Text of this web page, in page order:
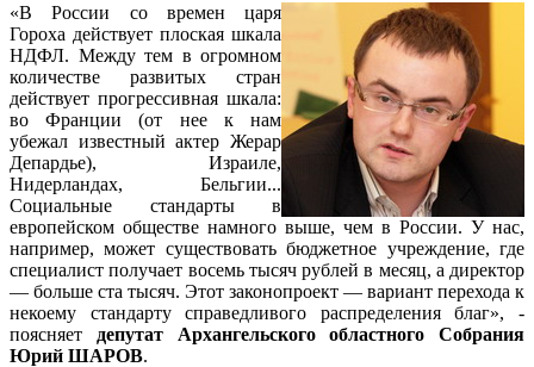
«В России со времен царя
Гороха действует плоская шкала
НДФЛ. Между тем в огромном
количестве развитых стран
действует прогрессивная шкала:
во Франции (от нее к нам
убежал известный актер Жерар
Депардье), Израиле,
Нидерландах, Бельгии...
Социальные стандарты в
европейском обществе намного выше, чем в России. У нас,
например, может существовать бюджетное учреждение, где
специалист получает восемь тысяч рублей в месяц, а директор
— больше ста тысяч. Этот законопроект — вариант перехода к
некоему стандарту справедливого распределения благ», -
поясняет депутат Архангельского областного Собрания
Юрий ШАРОВ.